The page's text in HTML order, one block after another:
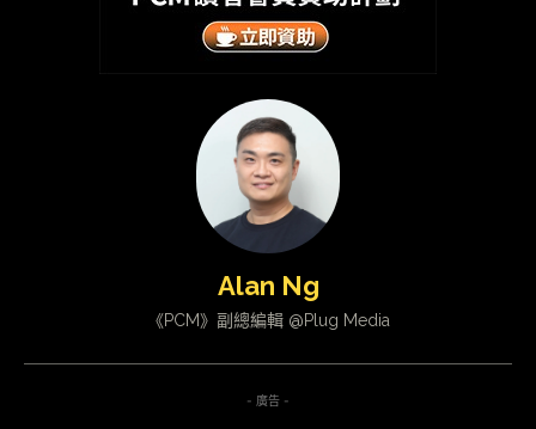
Alan Ng
《PCM》副總編輯 @Plug Media
- 廣告 -